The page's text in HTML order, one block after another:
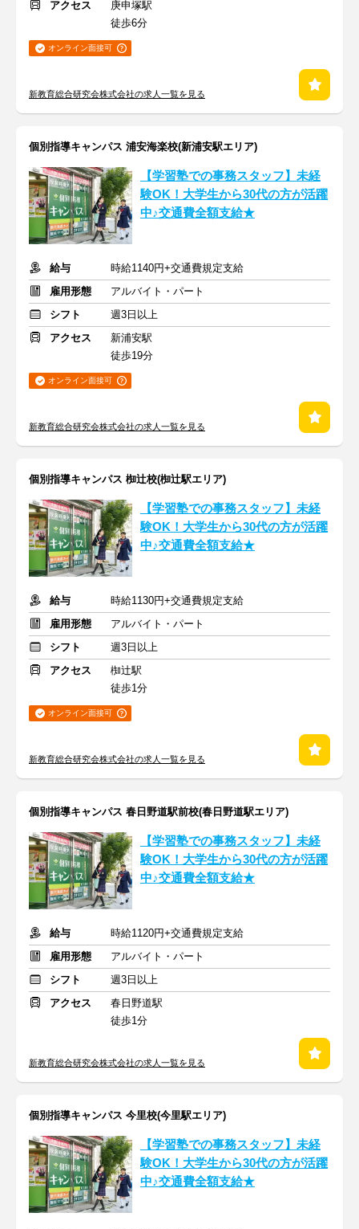
アクセス
庚申塚駅
徒歩6分
オンライン面接可
新教育総合研究会株式会社の求人一覧を見る
個別指導キャンパス 浦安海楽校(新浦安駅エリア)
【学習塾での事務スタッフ】未経
験OK！大学生から30代の方が活躍
中♪交通費全額支給★
給与
時給1140円+交通費規定支給
雇用形態
アルバイト・パート
シフト
週3日以上
アクセス
新浦安駅
徒歩19分
オンライン面接可
新教育総合研究会株式会社の求人一覧を見る
個別指導キャンパス 椥辻校(椥辻駅エリア)
【学習塾での事務スタッフ】未経
験OK！大学生から30代の方が活躍
中♪交通費全額支給★
給与
時給1130円+交通費規定支給
雇用形態
アルバイト・パート
シフト
週3日以上
アクセス
椥辻駅
徒歩1分
オンライン面接可
新教育総合研究会株式会社の求人一覧を見る
個別指導キャンパス 春日野道駅前校(春日野道駅エリア)
【学習塾での事務スタッフ】未経
験OK！大学生から30代の方が活躍
中♪交通費全額支給★
給与
時給1120円+交通費規定支給
雇用形態
アルバイト・パート
シフト
週3日以上
アクセス
春日野道駅
徒歩1分
新教育総合研究会株式会社の求人一覧を見る
個別指導キャンパス 今里校(今里駅エリア)
【学習塾での事務スタッフ】未経
験OK！大学生から30代の方が活躍
中♪交通費全額支給★